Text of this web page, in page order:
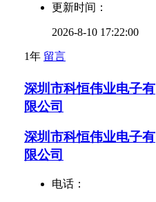
更新时间：
2026-8-10 17:22:00
1年 留言
深圳市科恒伟业电子有
限公司
深圳市科恒伟业电子有
限公司
电话：